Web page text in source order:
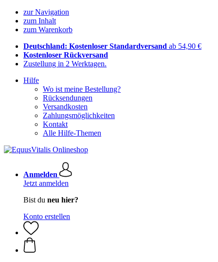
zur Navigation
zum Inhalt
zum Warenkorb
Deutschland: Kostenloser Standardversand ab 54,90 €
Kostenloser Rückversand
Zustellung in 2 Werktagen.
Hilfe
Wo ist meine Bestellung?
Rücksendungen
Versandkosten
Zahlungsmöglichkeiten
Kontakt
Alle Hilfe-Themen
Anmelden
Jetzt anmelden
Bist du neu hier?
Konto erstellen